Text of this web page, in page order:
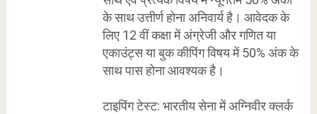
के साथ उत्तीर्ण होना अनिवार्य है। आवेदक के
लिए 12 वीं कक्षा में अंग्रेजी और गणित या
एकाउंट्स या बुक कीपिंग विषय में 50% अंक के
साथ पास होना आवश्यक है।
टाइपिंग टेस्ट: भारतीय सेना में अग्निवीर क्लर्क